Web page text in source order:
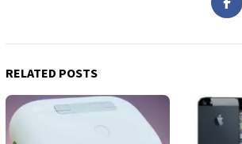
RELATED POSTS